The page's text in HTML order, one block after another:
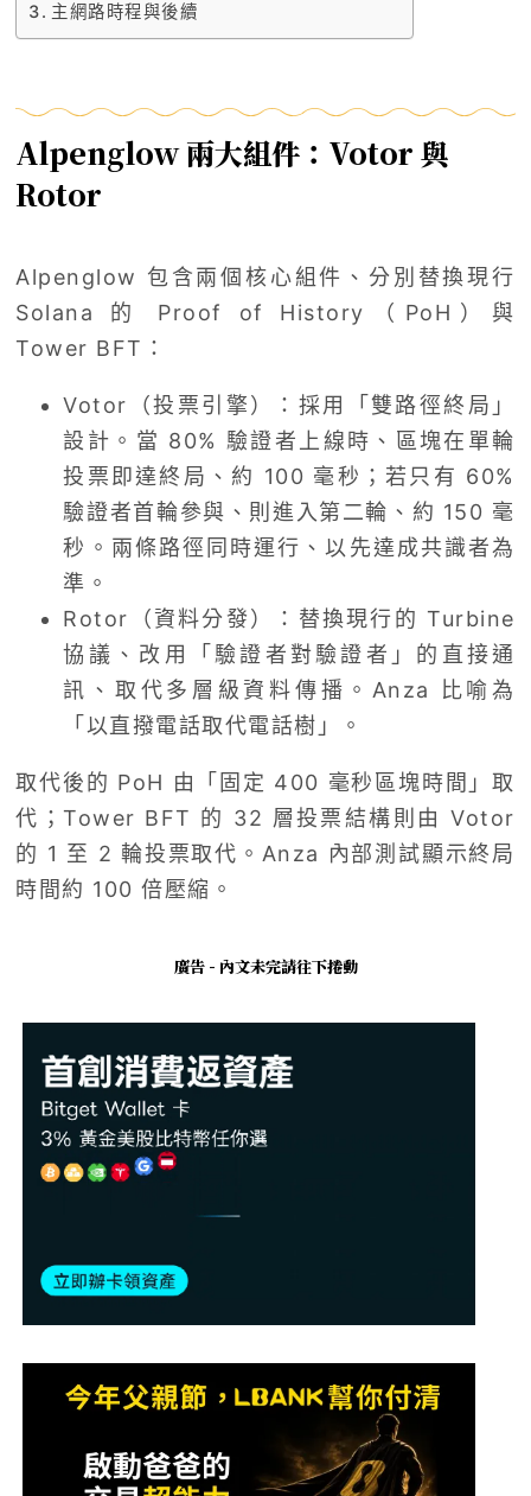
主網路時程與後續
Alpenglow 兩大組件：Votor 與
Rotor
Alpenglow 包含兩個核心組件、分別替換現行
Solana 的 Proof of History（PoH）與
Tower BFT：
Votor（投票引擎）：採用「雙路徑終局」
設計。當 80% 驗證者上線時、區塊在單輪
投票即達終局、約 100 毫秒；若只有 60%
驗證者首輪參與、則進入第二輪、約 150 毫
秒。兩條路徑同時運行、以先達成共識者為
準。
Rotor（資料分發）：替換現行的 Turbine
協議、改用「驗證者對驗證者」的直接通
訊、取代多層級資料傳播。Anza 比喻為
「以直撥電話取代電話樹」。
取代後的 PoH 由「固定 400 毫秒區塊時間」取
代；Tower BFT 的 32 層投票結構則由 Votor
的 1 至 2 輪投票取代。Anza 內部測試顯示終局
時間約 100 倍壓縮。
廣告 - 內文未完請往下捲動